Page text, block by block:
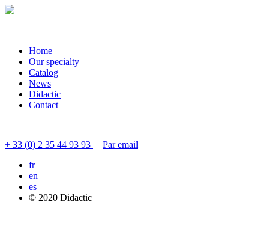
Home
Our specialty
Catalog
News
Didactic
Contact
+ 33 (0) 2 35 44 93 93
Par email
fr
en
es
© 2020 Didactic